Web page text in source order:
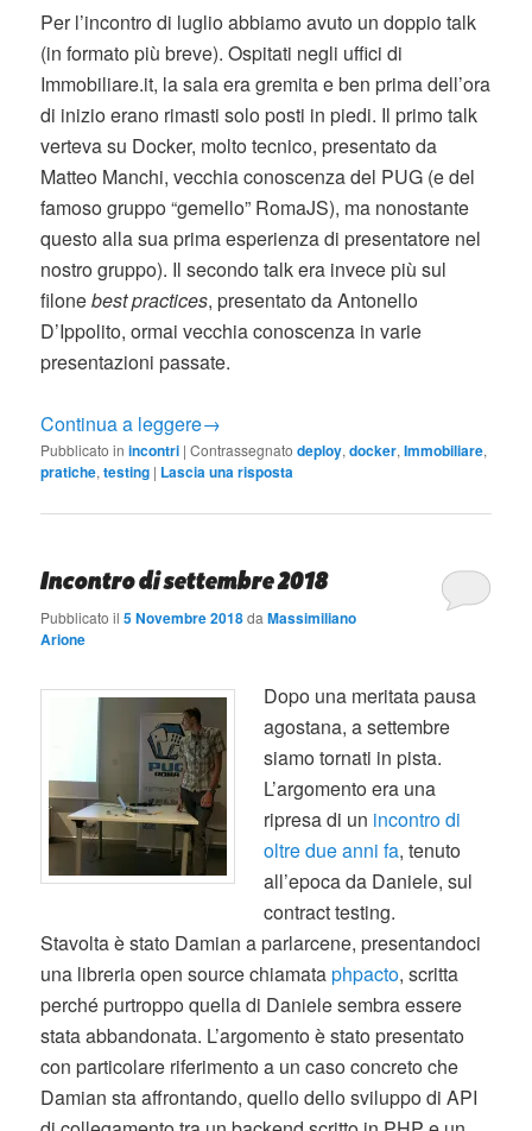
Per l’incontro di luglio abbiamo avuto un doppio talk
(in formato più breve). Ospitati negli uffici di
Immobiliare.it, la sala era gremita e ben prima dell’ora
di inizio erano rimasti solo posti in piedi. Il primo talk
verteva su Docker, molto tecnico, presentato da
Matteo Manchi, vecchia conoscenza del PUG (e del
famoso gruppo “gemello” RomaJS), ma nonostante
questo alla sua prima esperienza di presentatore nel
nostro gruppo). Il secondo talk era invece più sul
filonebest practices, presentato da Antonello
D’Ippolito, ormai vecchia conoscenza in varie
presentazioni passate.
Continua a leggere→
Pubblicato in incontri |Contrassegnato deploy,docker,Immobiliare,
pratiche,testing | Lascia una risposta
Incontro di settembre 2018
Pubblicato il5 Novembre 2018daMassimiliano
Arione
Dopo una meritata pausa
agostana, a settembre
siamo tornati in pista.
L’argomento era una
ripresa di un incontro di
oltre due anni fa, tenuto
all’epoca da Daniele, sul
contract testing.
Stavolta è stato Damian a parlarcene, presentandoci
una libreria open source chiamataphpacto, scritta
perché purtroppo quella di Daniele sembra essere
stata abbandonata. L’argomento è stato presentato
con particolare riferimento a un caso concreto che
Damian sta affrontando, quello dello sviluppo di API